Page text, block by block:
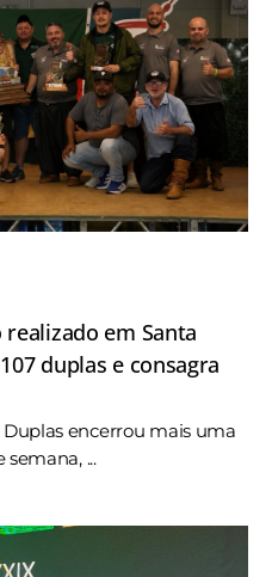
realizado em Santa
duplas e consagra
Duplas encerrou mais uma
...